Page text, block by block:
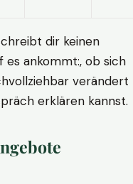
dir keinen
ankommt:, ob sich
verändert
erklären kannst.